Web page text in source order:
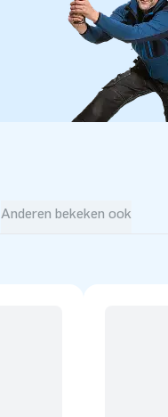
Anderen bekeken ook